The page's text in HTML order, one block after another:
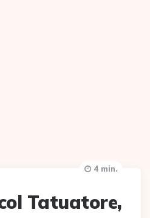
Tatuatore,
4 min.